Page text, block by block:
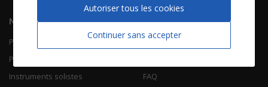
Navigation
Piano Chant
Piano Solo
Instruments solistes
Informations
Contactez-nous
FAQ
Continuer sans accepter
Autoriser tous les cookies